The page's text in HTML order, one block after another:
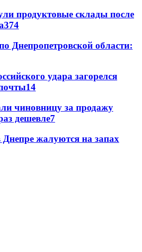
продуктовые склады после
374
Днепропетровской области:
удара загорелся
14
чиновницу за продажу
дешевле7
жалуются на запах